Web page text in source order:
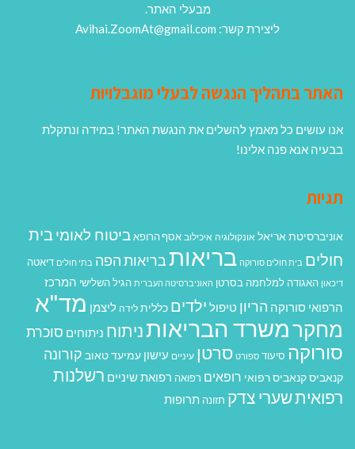
מבעלי האתר.
ליצירת קשר: Avihai.ZoomAt@gmail.com
האתר בתהליך הנגשה לבעלי מוגבלויות
אנו עושים כל מאמץ להשלים את הנגשת האתר! במידה ונתקלת
בבעיה אנא פנה אלינו!
תגיות
אוניברסיטת אריאל אונקולוגיה איכילוב אסף הרופא ביטוח לאומי בית
חולים בית חולים סורוקה בריאות בריאות הפה בתי חולים דיאטה
דיכאון האגודה למלחמה בסרטן האוניברסיטה העברית הגיל השלישי המרכז
הרפואי סורוקה הריון טיפול ילדים כללית לידה ליצמן מד"א
מחקרמשרד הבריאות ניתוח ניתוחים סוכרת
סורוקה סיעוד ספורט סרטן עיניים עישון עמיעד טאוב קורונה
קנאביסקנאביס רפואי רופאים רפואה רפואת שיניים רשלנות
רפואיתשערי צדק תזונה תרופות